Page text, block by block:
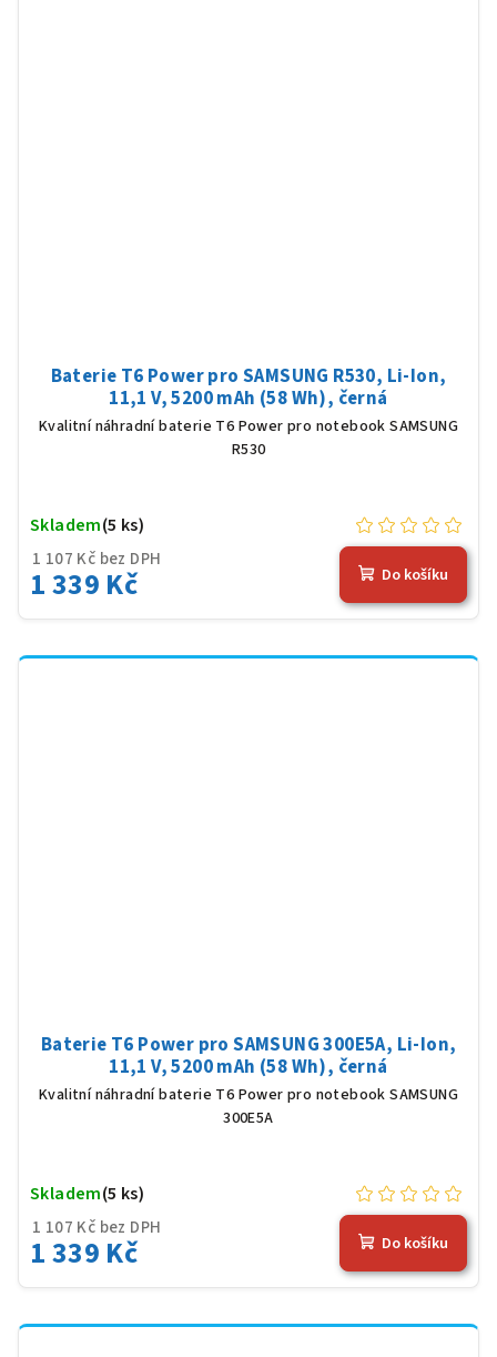
Baterie T6 Power pro SAMSUNG R530, Li-Ion,
11,1 V, 5200 mAh (58 Wh), černá
Kvalitní náhradní baterie T6 Power pro notebook SAMSUNG
R530
1 107 Kč bez DPH
1 339 Kč
Skladem(5 ks)
Do košíku
Baterie T6 Power pro SAMSUNG 300E5A, Li-Ion,
11,1 V, 5200 mAh (58 Wh), černá
Kvalitní náhradní baterie T6 Power pro notebook SAMSUNG
300E5A
1 107 Kč bez DPH
1 339 Kč
Skladem(5 ks)
Do košíku